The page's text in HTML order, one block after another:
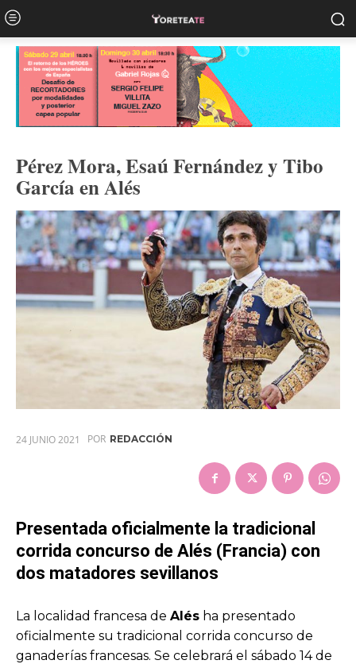
Pérez Mora, Esaú Fernández y Tibo
García en Alés
24 JUNIO 2021 POR REDACCIÓN
Presentada oficialmente la tradicional
corrida concurso de Alés (Francia) con
dos matadores sevillanos
La localidad francesa de Alés ha presentado
oficialmente su tradicional corrida concurso de
ganaderías francesas. Se celebrará el sábado 14 de